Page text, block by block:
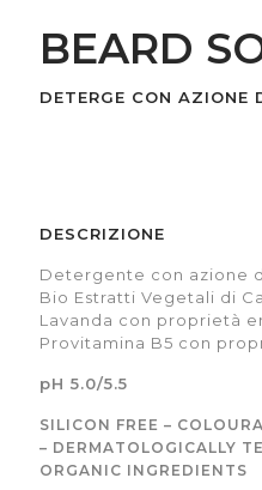
BEARD
DETERGE CON AZIONE
DESCRIZIONE
Detergente con azione
Bio Estratti Vegetali di
Lavanda con proprietà
Provitamina B5 con
pH 5.0/5.5
SILICON FREE –
– DERMATOLOGICALLY
ORGANIC INGREDIENTS